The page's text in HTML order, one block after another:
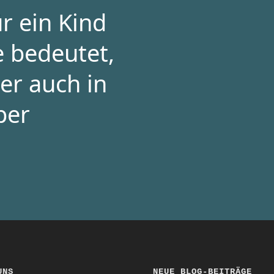
ein Kind
bedeutet,
auch in
NEUE BLOG-BEITRÄGE